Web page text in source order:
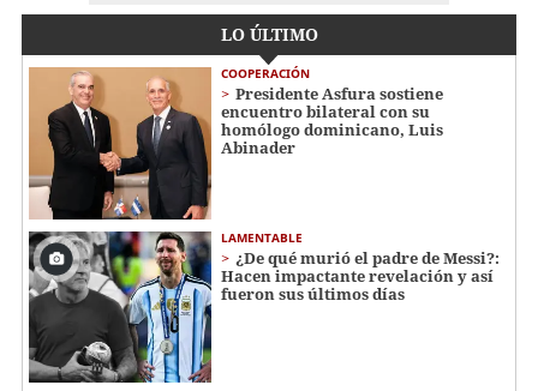
LO ÚLTIMO
COOPERACIÓN
Presidente Asfura sostiene
encuentro bilateral con su
homólogo dominicano, Luis
Abinader
LAMENTABLE
¿De qué murió el padre de Messi?:
Hacen impactante revelación y así
fueron sus últimos días